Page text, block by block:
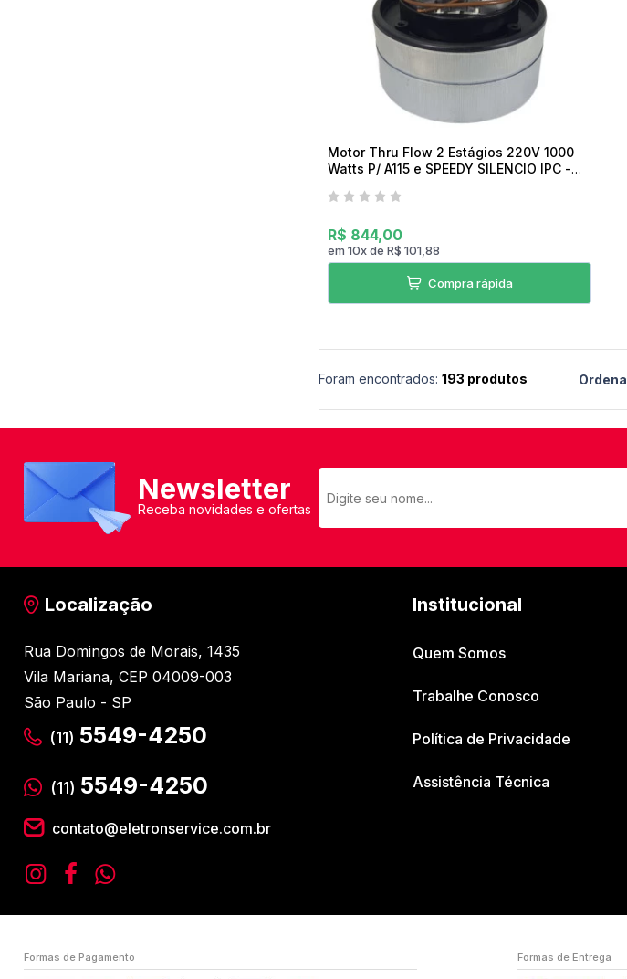
Motor Thru Flow 2 Estágios 220V 1000
Watts P/ A115 e SPEEDY SILENCIO IPC -
R$ 844,00
em 10xde R$ 101,88
Compra rápida
Foram encontrados: 193 produtos
Newsletter
Receba novidades e ofertas
Localização
Rua Domingos de Morais, 1435
Vila Mariana, CEP 04009-003
São Paulo - SP
(11) 5549-4250
(11) 5549-4250
contato@eletronservice.com.br
Institucional
Quem Somos
Trabalhe Conosco
Política de Privacidade
Assistência Técnica
Formas de Pagamento Formas de Entrega